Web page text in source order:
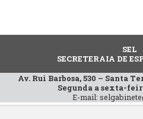
SEL
SECRETERAIA DE
Av. Rui Barbosa, 530 – Santa
Segunda a sexta-
E-mail: